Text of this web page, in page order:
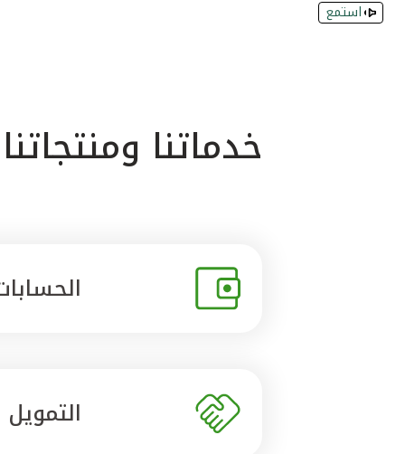
استمع
خدماتنا ومنتجاتنا
التمويل